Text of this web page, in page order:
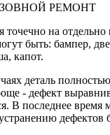
РЕМОНТ
точечно на отдельно
быть: бампер,
капот.
деталь
- дефект
В последнее время
дефектов